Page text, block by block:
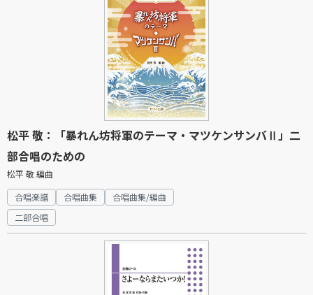
松平 敬：「暴れん坊将軍のテーマ・マツケンサンバⅡ」二
部合唱のための
松平 敬 編曲
合唱楽譜
合唱曲集
合唱曲集/編曲
二部合唱